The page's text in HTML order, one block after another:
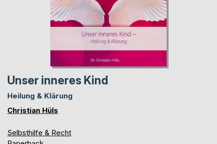
Unser inneres Kind
Heilung & Klärung
Christian Hüls
Selbsthilfe & Recht